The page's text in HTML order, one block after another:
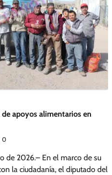
apoyos alimentarios en
0
de 2026.– En el marco de su
la ciudadanía, el diputado del